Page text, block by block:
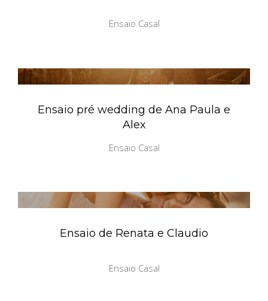
Ensaio Casal
Ensaio pré wedding de Ana Paula e
Alex
Ensaio Casal
Ensaio de Renata e Claudio
Ensaio Casal